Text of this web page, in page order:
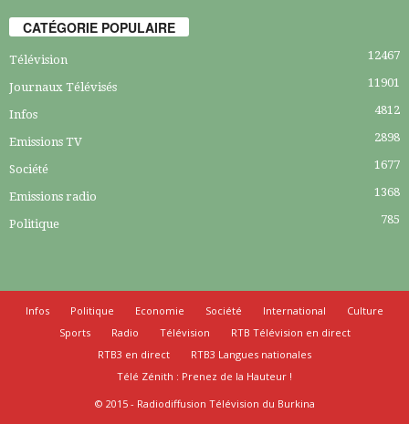
CATÉGORIE POPULAIRE
Télévision 12467
Journaux Télévisés 11901
Infos 4812
Emissions TV 2898
Société 1677
Emissions radio 1368
Politique 785
Infos Politique Economie Société International
Culture
Sports
Radio Télévision
RTB Télévision en direct
RTB3 en direct
RTB3 Langues nationales
Télé Zénith : Prenez de la Hauteur !
© 2015 - Radiodiffusion Télévision du Burkina